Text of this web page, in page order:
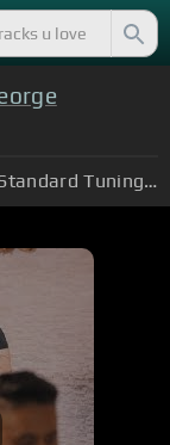
Standard Tuning (EADGBE)